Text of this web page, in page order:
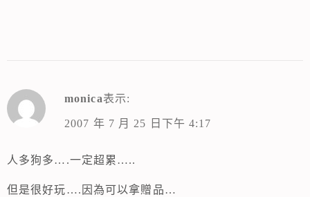
monica表示:
2007 年 7 月 25 日下午 4:17
人多狗多….一定超累…..
但是很好玩….因為可以拿贈品…